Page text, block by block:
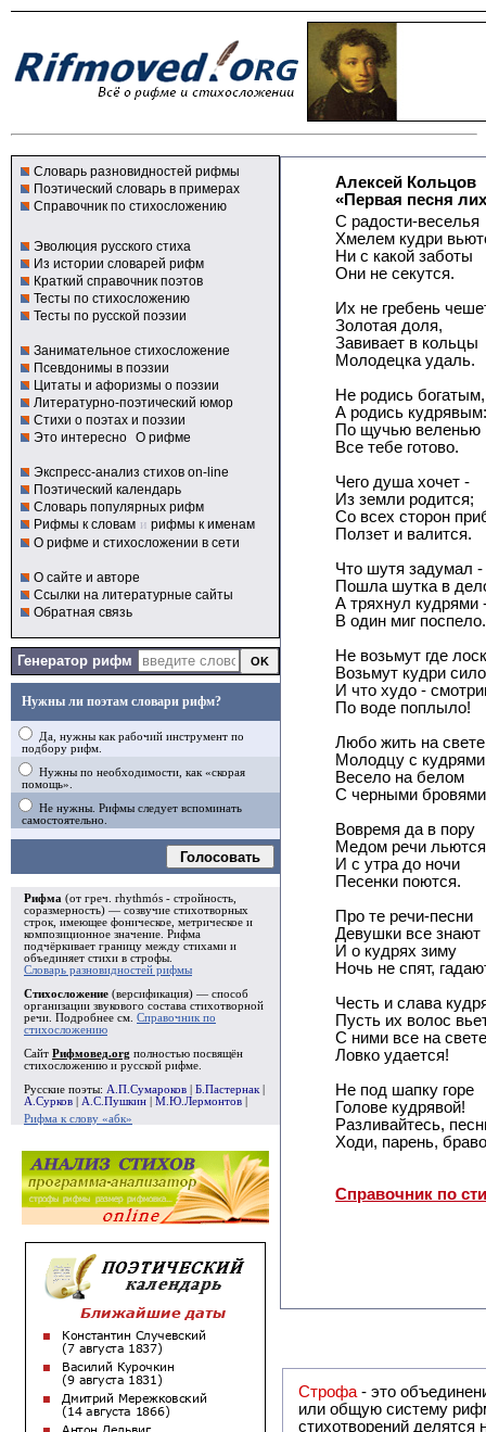
Словарь разновидностей рифмы
Поэтический словарь в примерах
Справочник по стихосложению
Эволюция русского стиха
Из истории словарей рифм
Краткий справочник поэтов
Тесты по стихосложению
Тесты по русской поэзии
Занимательное стихосложение
Псевдонимы в поэзии
Цитаты и афоризмы о поэзии
Литературно-поэтический юмор
Стихи о поэтах и поэзии
Это интересно О рифме
Экспресс-анализ стихов on-line
Поэтический календарь
Словарь популярных рифм
Рифмы к словам и рифмы к именам
О рифме и стихосложении в сети
О сайте и авторе
Ссылки на литературные сайты
Обратная связь
Генератор рифм
Нужны ли поэтам словари рифм?
Да, нужны как рабочий инструмент по
подбору рифм.
Нужны по необходимости, как «скорая
помощь».
Не нужны. Рифмы следует вспоминать
самостоятельно.
Голосовать
Рифма (от греч. rhythmós - стройность,
соразмерность) — созвучие стихотворных
строк, имеющее фоническое, метрическое и
композиционное значение. Рифма
подчёркивает границу между стихами и
объединяет стихи в строфы
Словарь разновидностей рифмы
Стихосложение (версификация) — способ
организации звукового состава стихотворной
речи. Подробнее см. Справочник по
стихосложению
Сайт Рифмовед.org полностью посвящён
стихосложению и русской рифме.
Русские поэты: А.П.Сумароков Б.Пастернак
А.Сурков
А.С.Пушкин М.Ю.Лермонтов
Рифма к слову «абк»
Алексей Кольцов
«Первая песня
С радости-веселья
Хмелем кудри
Ни с какой заботы
Они не секутся.
Их не гребень
Золотая доля,
Завивает в кольцы
Молодецка удаль.
Не родись богатым,
А родись кудрявым:
По щучью веленью
Все тебе готово.
Чего душа хочет -
Из земли родится;
Со всех сторон
Ползет и валится.
Что шутя задумал -
Пошла шутка в
А тряхнул кудрями
В один миг поспело.
Не возьмут где
Возьмут кудри
И что худо -
По воде поплыло!
Любо жить на свете
Молодцу с
Весело на белом
С черными
Вовремя да в пору
Медом речи
И с утра до ночи
Песенки поются.
Про те речи-песни
Девушки все знают
И о кудрях зиму
Ночь не спят,
Честь и слава
Пусть их волос
С ними все на свете
Ловко удается!
Не под шапку горе
Голове кудрявой!
Разливайтесь,
Ходи, парень,
Справочник по
Строфа - это объединение двух
или общую систему рифм, и регулярно или периодически
стихотворений делятся на строфы и т.о. являются строфическими.